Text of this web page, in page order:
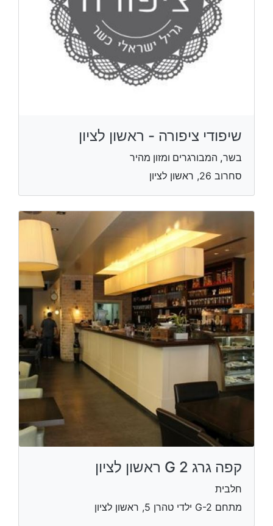
שיפודי ציפורה - ראשון לציון
בשר, המבורגרים ומזון מהיר
סחרוב 26, ראשון לציון
קפה גרג G 2 ראשון לציון
חלבית
מתחם G-2 ילדי טהרן 5, ראשון לציון